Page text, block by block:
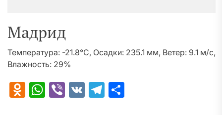
Мадрид
Температура: -21.8°C, Осадки: 235.1 мм, Ветер: 9.1 м/с,
Влажность: 29%
Odnoklassniki
WhatsApp
Viber
VK Telegram